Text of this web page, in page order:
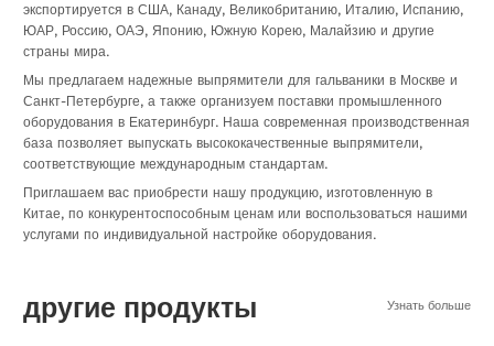
экспортируется в США, Канаду, Великобританию, Италию, Испанию,
ЮАР, Россию, ОАЭ, Японию, Южную Корею, Малайзию и другие
страны мира.
Мы предлагаем надежные выпрямители для гальваники в Москве и
Санкт-Петербурге, а также организуем поставки промышленного
оборудования в Екатеринбург. Наша современная производственная
база позволяет выпускать высококачественные выпрямители,
соответствующие международным стандартам.
Приглашаем вас приобрести нашу продукцию, изготовленную в
Китае, по конкурентоспособным ценам или воспользоваться нашими
услугами по индивидуальной настройке оборудования.
другие продукты Узнать больше